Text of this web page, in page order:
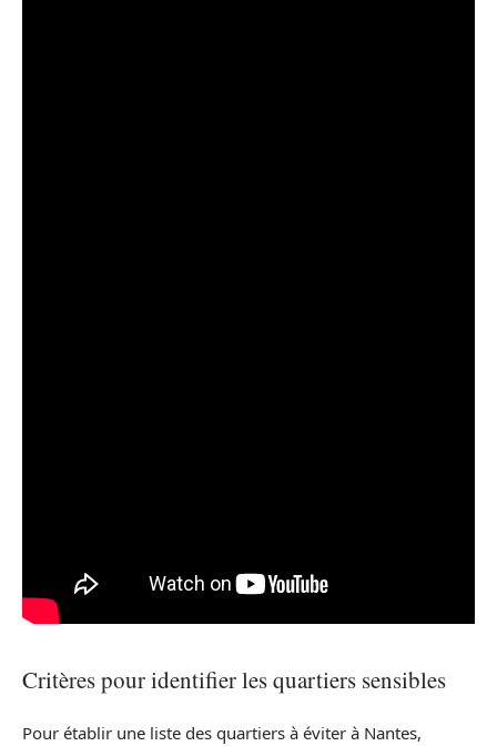
Critères pour identifier les quartiers sensibles
Pour établir une liste des quartiers à éviter à Nantes,